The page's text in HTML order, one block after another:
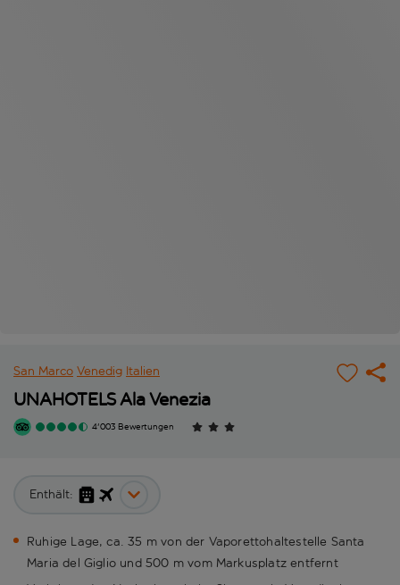
San Marco Venedig Italien
UNAHOTELS Ala Venezia
4'003 Bewertungen
Enthält:
Ruhige Lage, ca. 35 m von der Vaporettohaltestelle Santa
Maria del Giglio und 500 m vom Markusplatz entfernt